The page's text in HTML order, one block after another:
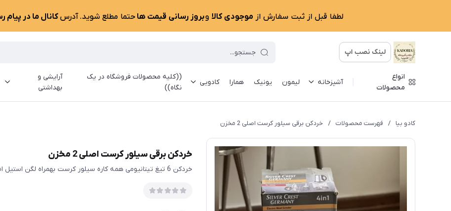
لطفا قبل از ثبت سفارش از موجودی کالا وبروز رسانی قیمت هاحتما مطلع شوید. آدرسکانال ما در پیام
لینک نصب اپ
انواع
محصولات
آشپزخانه لیمون یونیک همارا کادویی
((کلیه محصولات فروشگاه در یک
نگاه))
آرایشی و
بهداشتی
کادو بیا / فهرست محصولات / خردکن برقی سیلور کرست اصلی 2 مخزن
خردکن برقی سیلور کرست اصلی 2 مخزن
خردکن 6 تیغ تیتانیومی همه کاره سیلور کرست بهمراه لگن استیل اضافه